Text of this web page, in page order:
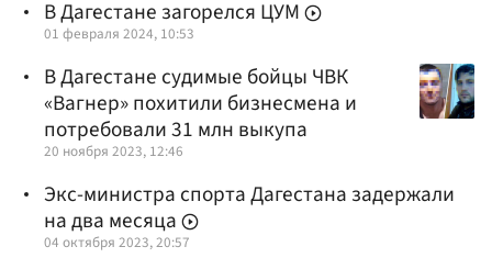
В Дагестане загорелся ЦУМ
01 февраля 2024, 10:53
В Дагестане судимые бойцы ЧВК
«Вагнер» похитили бизнесмена и
потребовали 31 млн выкупа
20 ноября 2023, 12:46
Экс-министра спорта Дагестана задержали
на два месяца
04 октября 2023, 20:57